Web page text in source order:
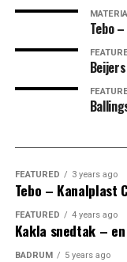
FISKBEN
LOL
0
https://
What's
Tebo
FEATURED 3 years ago
Tebo – Kanalplast
FEATURED 4 years ago
Kakla snedtak –
BADRUM 5 years ago